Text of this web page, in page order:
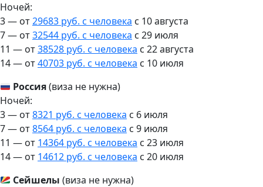
Ночей:
3 — от29683 руб. с человека c 10 августа
7 — от32544 руб. с человека c 29 июля
11 — от38528 руб. с человека c 22 августа
14 — от40703 руб. с человека c 10 июля
Россия(виза не нужна)
Ночей:
3 — от8321 руб. с человека c 6 июля
7 — от8564 руб. с человека c 9 июля
11 — от 14364 руб. с человека c 23 июля
14 — от 14612 руб. с человека c 20 июля
Сейшелы (виза не нужна)